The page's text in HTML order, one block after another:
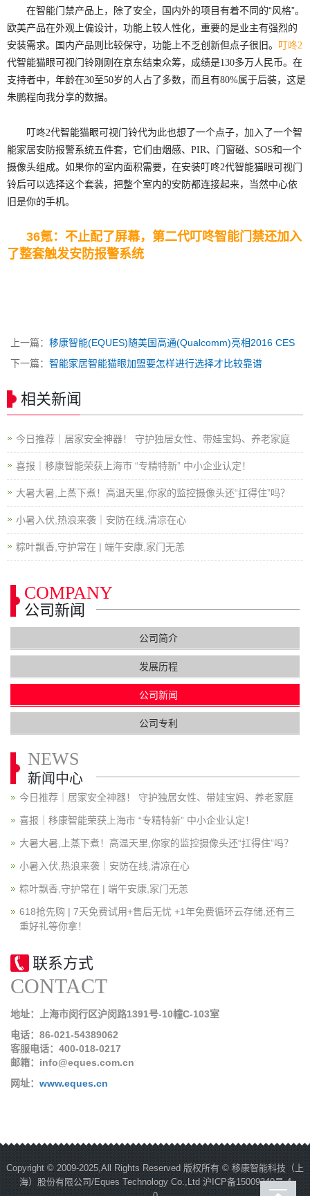
在智能门禁产品上，除了安全，国内外的项目有着不同的“风格”。
欧美产品在外观上偏设计，功能上较人性化，重要的是业主有强烈的
安装需求。国内产品则比较保守，功能上不乏创新但点子很旧。 叮咚2
代智能猫眼可视门铃刚刚在京东结束众筹，成绩是130多万人民币。在
支持者中，年龄在30至50岁的人占了多数，而且有80%属于后装，这是
朱鹏程向我分享的数据。
叮咚2代智能猫眼可视门铃代为此也想了一个点子，加入了一个智
能家居安防报警系统五件套，它们由烟感、PIR、门窗磁、SOS和一个
摄像头组成。如果你的室内面积需要，在安装叮咚2代智能猫眼可视门
铃后可以选择这个套装，把整个室内的安防都连接起来，当然中心依
旧是你的手机。
36氪：不止配了屏幕，第二代叮咚智能门禁还加入
了整套触发安防报警系统
上一篇： 移康智能(EQUES)随美国高通(Qualcomm)亮相2016 CES
下一篇： 智能家居智能猫眼加盟要怎样进行选择才比较靠谱
相关新闻
今日推荐｜居家安全神器！ 守护独居女性、带娃宝妈、养老家庭
喜报｜移康智能荣获上海市 “专精特新” 中小企业认定！
大暑大暑,上蒸下煮！高温天里,你家的监控摄像头还“扛得住”吗？
小暑入伏,热浪来袭｜安防在线,清凉在心
粽叶飘香,守护常在 | 端午安康,家门无恙
COMPANY
公司新闻
公司简介
发展历程
公司新闻
公司专利
NEWS
新闻中心
今日推荐｜居家安全神器！ 守护独居女性、带娃宝妈、养老家庭
喜报｜移康智能荣获上海市 “专精特新” 中小企业认定！
大暑大暑,上蒸下煮！高温天里,你家的监控摄像头还“扛得住”吗？
小暑入伏,热浪来袭｜安防在线,清凉在心
粽叶飘香,守护常在 | 端午安康,家门无恙
618抢先购 | 7天免费试用+售后无忧 +1年免费循环云存储,还有三
重好礼等你拿！
联系方式
CONTACT
地址：上海市闵行区沪闵路1391号-10幢C-103室
电话：86-021-54389062
客服电话：400-018-0217
邮箱：info@eques.com.cn
网址： www.eques.cn
Copyright © 2009-2025,All Rights Reserved 版权所有 © 移康智能科技（上
海）股份有限公司/Eques Technology Co.,Ltd 沪ICP备15009340号-4